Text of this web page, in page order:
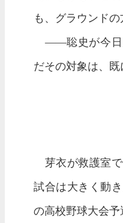
も、グラウンドの
——聡史が今日
だその対象は、既
芽衣が救護室で
試合は大きく動
の高校野球大会予